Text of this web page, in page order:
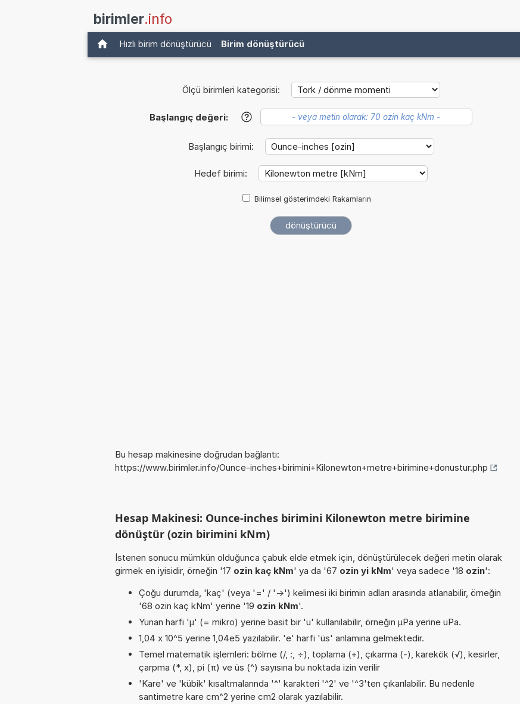
birimler.info
Hızlı birim dönüştürücü Birim dönüştürücü
Ölçü birimleri kategorisi:
Başlangıç değeri: ?
Başlangıç birimi:
Hedef birimi:
Bilimsel gösterimdeki Rakamların
Bu hesap makinesine doğrudan bağlantı:
https://www.birimler.info/Ounce-inches+birimini+Kilonewton+metre+birimine+donustur.php
Hesap Makinesi: Ounce-inches birimini Kilonewton metre birimine
dönüştür (ozin birimini kNm)
İstenen sonucu mümkün olduğunca çabuk elde etmek için, dönüştürülecek değeri metin olarak
girmek en iyisidir, örneğin '17 ozin kaç kNm' ya da '67 ozin yi kNm' veya sadece '18 ozin':
Çoğu durumda, 'kaç' (veya '=' / '->') kelimesi iki birimin adları arasında atlanabilir, örneğin
'68 ozin kaç kNm' yerine '19 ozin kNm'.
Yunan harfi 'µ' (= mikro) yerine basit bir 'u' kullanılabilir, örneğin µPa yerine uPa.
1,04 x 10^5 yerine 1,04e5 yazılabilir. 'e' harfi 'üs' anlamına gelmektedir.
Temel matematik işlemleri: bölme (/, :, ÷), toplama (+), çıkarma (-), karekök (√), kesirler,
çarpma (*, x), pi (π) ve üs (^) sayısına bu noktada izin verilir
'Kare' ve 'kübik' kısaltmalarında '^' karakteri '^2' ve '^3'ten çıkarılabilir. Bu nedenle
santimetre kare cm^2 yerine cm2 olarak yazılabilir.